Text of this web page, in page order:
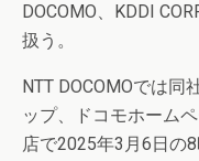
DOCOMO、KDDI
扱う。
NTT DOCOMOでは同
ップ、ドコモホーム
店で2025年3月6日の